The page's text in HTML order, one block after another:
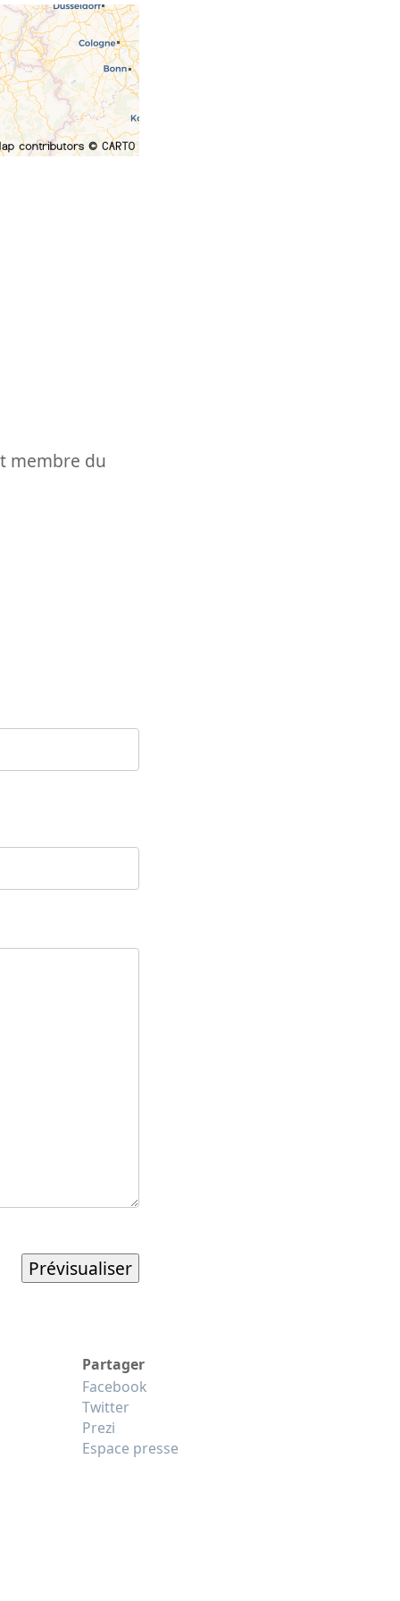
membre du
Partager
Facebook
Twitter
Prezi
Espace presse